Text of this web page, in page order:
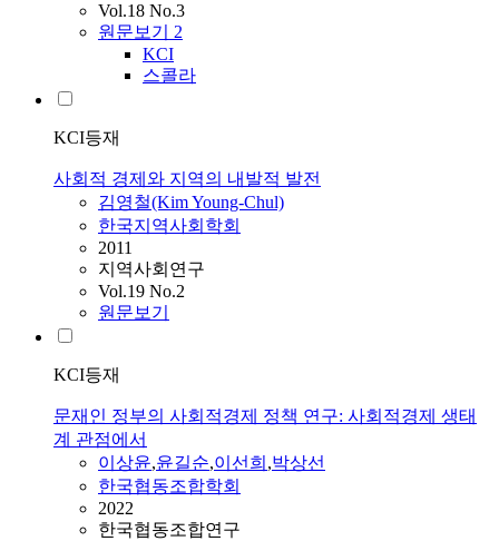
Vol.18 No.3
원문보기 2
KCI
스콜라
KCI등재
사회적 경제와 지역의 내발적 발전
김영철(Kim Young-Chul)
한국지역사회학회
2011
지역사회연구
Vol.19 No.2
원문보기
KCI등재
문재인 정부의 사회적경제 정책 연구: 사회적경제 생태
계 관점에서
이상윤,윤길순,이선희 ,박상선
한국협동조합학회
2022
한국협동조합연구